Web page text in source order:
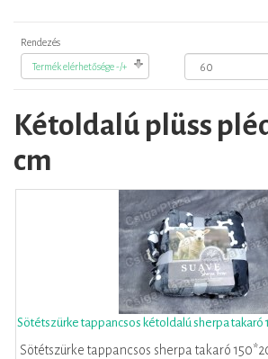
Rendezés
Termék elérhetősége -/+
Kétoldalú plüss
cm
Sötétszürke tappancsos kétoldalú sherpa takaró
Sötétszürke tappancsos sherpa takaró